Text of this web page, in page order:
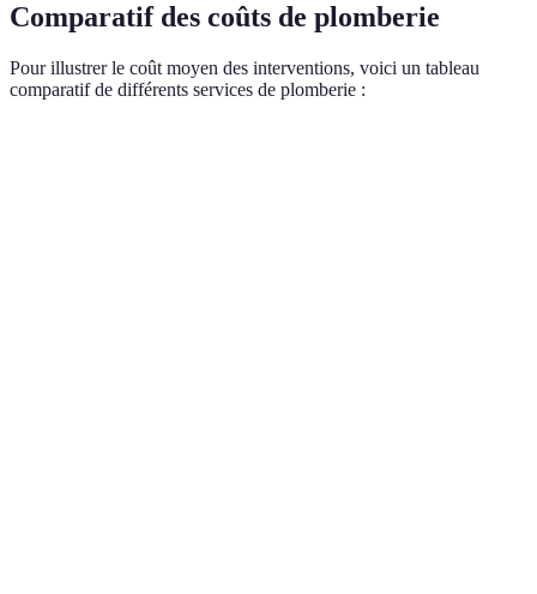
Comparatif des coûts de plomberie
Pour illustrer le coût moyen des interventions, voici un tableau
comparatif de différents services de plomberie :